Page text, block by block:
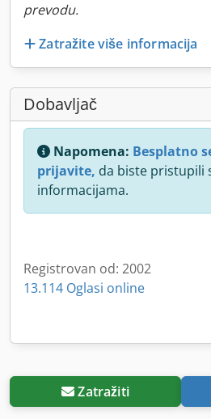
prevodu.
Zatražite više informacija
Dobavljač
Napomena: Besplatno
prijavite, da biste pristupili
informacijama.
Registrovan od: 2002
13.114 Oglasi online
Zatražiti